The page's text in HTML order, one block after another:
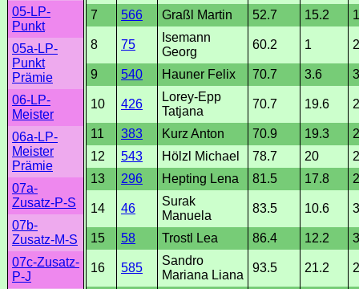
05-LP-
Punkt
05a-LP-
Punkt
Prämie
06-LP-
Meister
06a-LP-
Meister
Prämie
07a-
Zusatz-P-S
07b-
Zusatz-M-S
07c-Zusatz-
P-J
7
566 Graßl Martin 52.7 15.2
8 75
Isemann
Georg
60.2 1
9 540 Hauner Felix 70.7 3.6
10 426
Lorey-Epp
Tatjana
70.7 19.6
11 383 Kurz Anton 70.9 19.3
12
543 Hölzl Michael 78.7 20
13
296 Hepting Lena 81.5 17.8
14 46
Surak
Manuela
83.5 10.6
15 58 Trostl Lea 86.4 12.2
16 585
Sandro
Mariana Liana
93.5 21.2